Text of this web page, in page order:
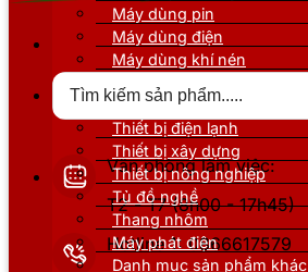
Văn phòng làm việc:
T2 - T7 (8h00 - 17h45)
Hotline 1: 0866617579
Máy dùng pin
Máy dùng điện
Máy dùng khí nén
Thiết bị nâng đỡ
Thiết bị điện lạnh
Thiết bị xây dựng
Thiết bị nông nghiệp
Tủ đồ nghề
Thang nhôm
Máy phát điện
Danh mục sản phẩm khác